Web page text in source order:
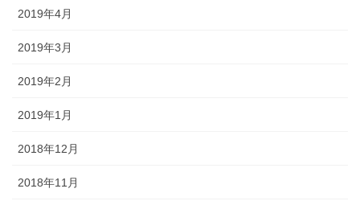
2019年4月
2019年3月
2019年2月
2019年1月
2018年12月
2018年11月